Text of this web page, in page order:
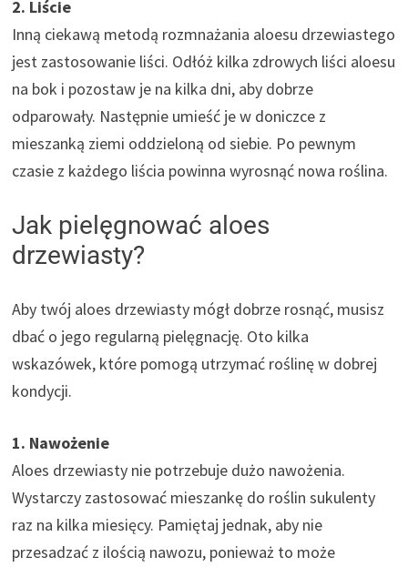
2. Liście
Inną ciekawą metodą rozmnażania aloesu drzewiastego
jest zastosowanie liści. Odłóż kilka zdrowych liści aloesu
na bok i pozostaw je na kilka dni, aby dobrze
odparowały. Następnie umieść je w doniczce z
mieszanką ziemi oddzieloną od siebie. Po pewnym
czasie z każdego liścia powinna wyrosnąć nowa roślina.
Jak pielęgnować aloes
drzewiasty?
Aby twój aloes drzewiasty mógł dobrze rosnąć, musisz
dbać o jego regularną pielęgnację. Oto kilka
wskazówek, które pomogą utrzymać roślinę w dobrej
kondycji.
1. Nawożenie
Aloes drzewiasty nie potrzebuje dużo nawożenia.
Wystarczy zastosować mieszankę do roślin sukulenty
raz na kilka miesięcy. Pamiętaj jednak, aby nie
przesadzać z ilością nawozu, ponieważ to może